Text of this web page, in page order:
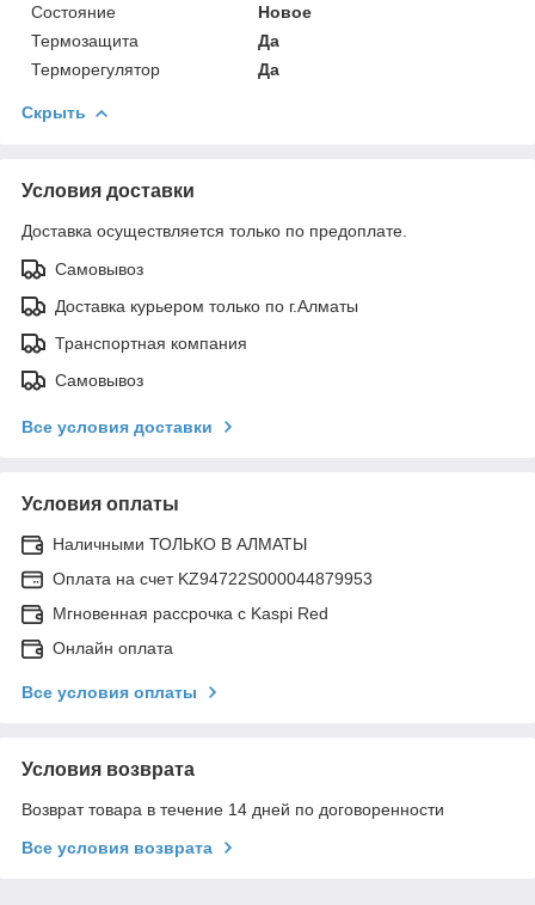
Состояние
Новое
Термозащита
Да
Терморегулятор
Да
Скрыть
Условия доставки
Доставка осуществляется только по предоплате.
Самовывоз
Доставка курьером только по г.Алматы
Транспортная компания
Самовывоз
Все условия доставки
Условия оплаты
Наличными ТОЛЬКО В АЛМАТЫ
Оплата на счет KZ94722S000044879953
Мгновенная рассрочка с Kaspi Red
Онлайн оплата
Все условия оплаты
Условия возврата
Возврат товара в течение 14 дней по договоренности
Все условия возврата